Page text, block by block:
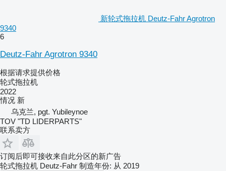
新轮式拖拉机 Deutz-Fahr Agrotron
9340
6
Deutz-Fahr Agrotron 9340
根据请求提供价格
轮式拖拉机
2022
情况 新
乌克兰, pgt. Yubileynoe
TOV "TD LIDERPARTS"
联系卖方
订阅后即可接收来自此分区的新广告
轮式拖拉机 Deutz-Fahr 制造年份: 从 2019